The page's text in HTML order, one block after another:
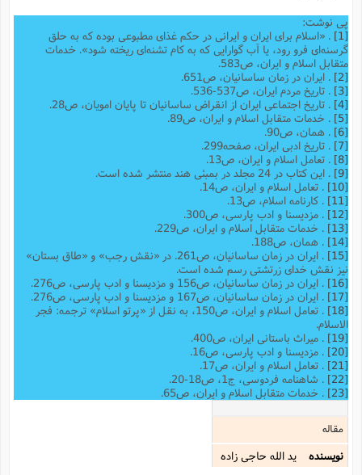
پی نوشت:
. «اسلام براى ایران و ایرانى در حکم غذاى مطبوعى بوده که به حلق
گرسنه‌اى فرو رود، یا آب گوارایى که به کام تشنه‌اى ریخته شود». خدمات
متقابل اسلام و ایران، ص583.
. ایران در زمان ساسانیان، ص651.
. تاریخ مردم ایران، ص537-536.
. تاریخ اجتماعی ایران از انقراض ساسانیان تا پایان امویان، ص28.
. خدمات متقابل اسلام و ایران، ص89.
. همان، ص90.
. تاریخ ادبی ایران، صفحه299.
. تعامل اسلام و ایران، ص13.
. این کتاب در 24 مجلد در بمبئی هند منتشر شده است.
. تعامل اسلام و ایران، ص14.
. کارنامه اسلام، ص13.
. مزدیسنا و ادب پارسی، ص300.
. خدمات متقابل اسلام و ایران، ص229.
. همان، ص188.
. ایران در زمان ساسانیان، ص261. در «نقش رجب» و «طاق بستان»
نیز نقش خدای زرتشتی رسم شده است.
. ایران در زمان ساسانیان، ص156 و مزدیسنا و ادب پارسی، ص276.
. ایران در زمان ساسانیان، ص167 و مزدیسنا و ادب پارسی، ص276.
. تعامل اسلام و ایران، ص150، به نقل از «پرتو اسلام» ترجمه: فجر
الاسلام.
. میراث باستانی ایران، ص400.
. مزدیسنا و ادب پارسى، ص16.
. تعامل اسلام و ایران، ص17.
. شاهنامه فردوسی، ج1، ص18-20.
. خدمات متقابل اسلام و ایران، ص65.
مقاله
نویسنده
ید الله حاجی زاده